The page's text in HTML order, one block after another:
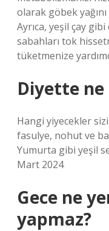
olarak göbek
Ayrıca, yeşil çay
sabahları tok
tüketmenize
Diyette
Hangi yiyecekler
fasulye, nohut ve
Yumurta gibi yeşil
Mart 2024
Gece ne
yapmaz?